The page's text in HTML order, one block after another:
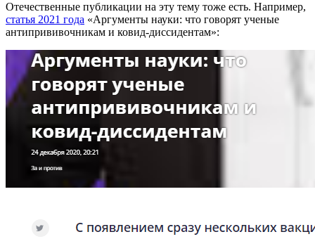
Отечественные публикации на эту тему тоже есть. Например,
статья 2021 года «Аргументы науки: что говорят ученые
антипрививочникам и ковид-диссидентам»: